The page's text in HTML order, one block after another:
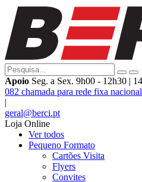
Apoio Seg. a Sex. 9h00 - 12h30 |
082 chamada para rede fixa nacional
|
geral@berci.pt
Loja Online
Ver todos
Pequeno Formato
Cartões Visita
Flyers
Convites